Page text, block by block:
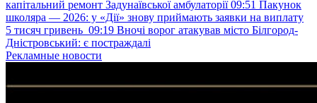
капітальний ремонт Задунаївської амбулаторії 09:51 Пакунок
школяра — 2026: у «Дії» знову приймають заявки на виплату
5 тисяч гривень 09:19 Вночі ворог атакував місто Білгород-
Дністровський: є постраждалі
Рекламные новости